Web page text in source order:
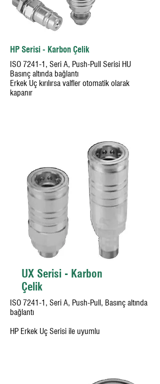
HP Serisi - Karbon Çelik
ISO 7241-1, Seri A, Push-Pull Serisi HU
Basınç altında bağlantı
Erkek Uç kırılırsa valfler otomatik olarak
kapanır
UX Serisi - Karbon
Çelik
ISO 7241-1, Seri A, Push-Pull, Basınç altında
bağlantı
HP Erkek Uç Serisi ile uyumlu